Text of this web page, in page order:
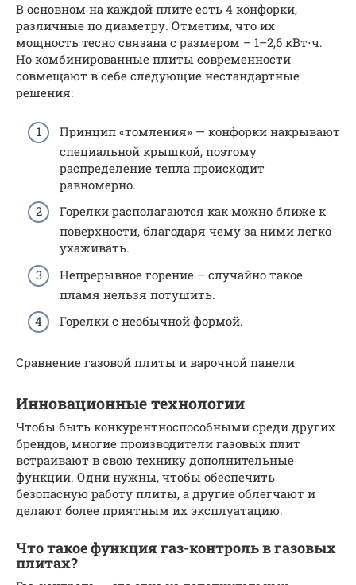
В основном на каждой плите есть 4 конфорки,
различные по диаметру. Отметим, что их
мощность тесно связана с размером – 1–2,6 кВт⋅ч.
Но комбинированные плиты современности
совмещают в себе следующие нестандартные
решения:
Принцип «томления» — конфорки накрывают
специальной крышкой, поэтому
распределение тепла происходит
равномерно.
Горелки располагаются как можно ближе к
поверхности, благодаря чему за ними легко
ухаживать.
Непрерывное горение – случайно такое
пламя нельзя потушить.
Горелки с необычной формой.
Сравнение газовой плиты и варочной панели
Инновационные технологии
Чтобы быть конкурентноспособными среди других
брендов, многие производители газовых плит
встраивают в свою технику дополнительные
функции. Одни нужны, чтобы обеспечить
безопасную работу плиты, а другие облегчают и
делают более приятным их эксплуатацию.
Что такое функция газ-контроль в газовых
плитах?